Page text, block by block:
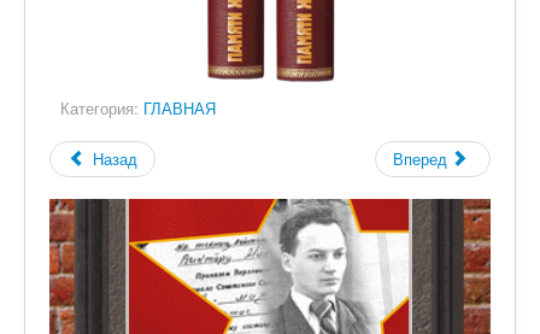
Категория: ГЛАВНАЯ
Назад Вперед